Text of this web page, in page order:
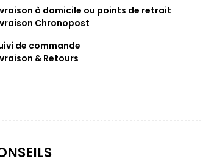
à domicile ou points de retrait
Chronopost
de commande
& Retours